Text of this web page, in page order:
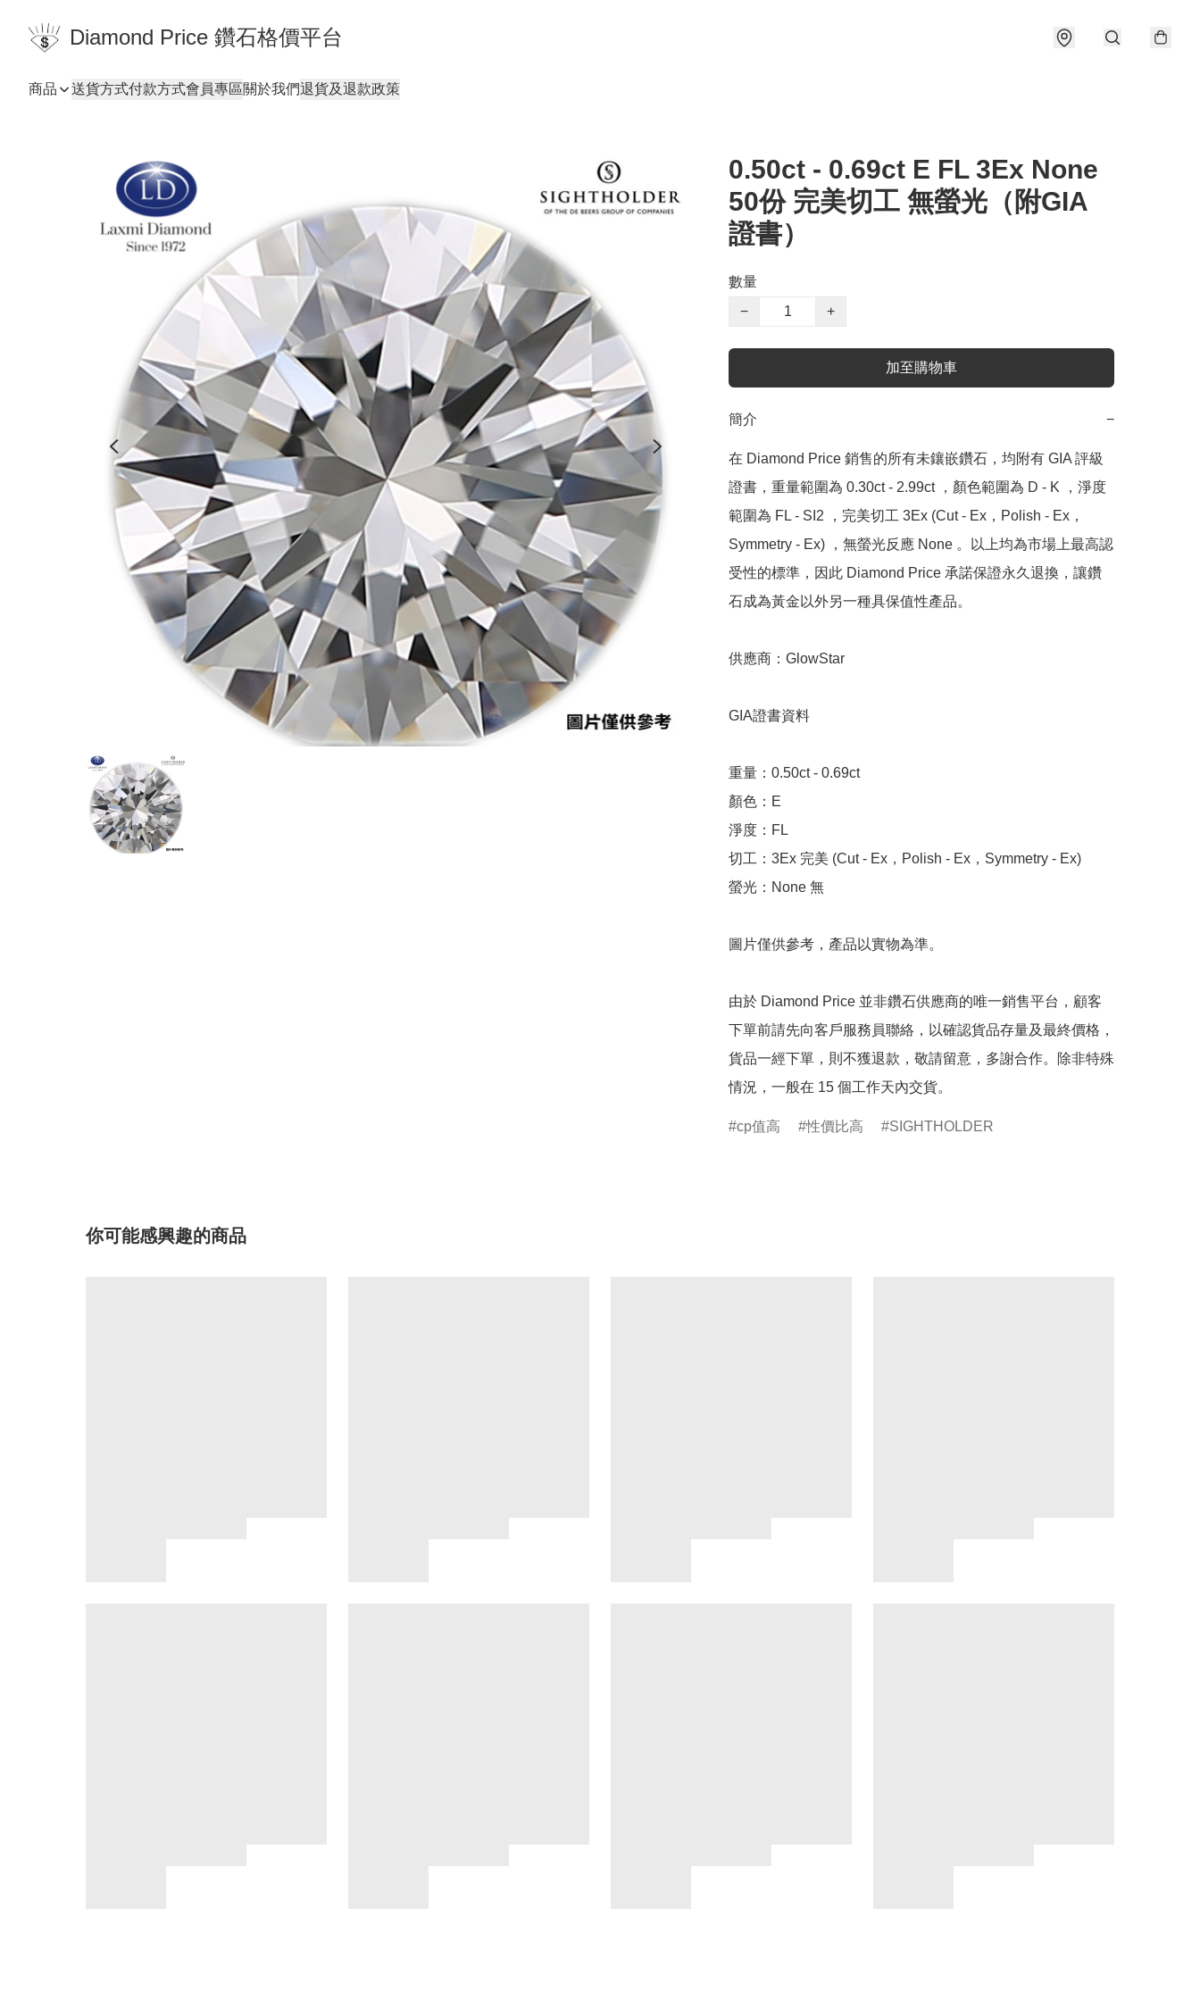
Diamond Price 鑽石格價平台
商品 送貨方式付款方式會員專區關於我們退貨及退款政策
0.50ct - 0.69ct E FL 3Ex None
50份 完美切工 無螢光（附GIA
證書）
數量
−
+
加至購物車
簡介 −
在 Diamond Price 銷售的所有未鑲嵌鑽石，均附有 GIA 評級
證書，重量範圍為 0.30ct - 2.99ct ，顏色範圍為 D - K ，淨度
範圍為 FL - SI2 ，完美切工 3Ex (Cut - Ex，Polish - Ex，
Symmetry - Ex) ，無螢光反應 None 。以上均為市場上最高認
受性的標準，因此 Diamond Price 承諾保證永久退換，讓鑽
石成為黃金以外另一種具保值性產品。
供應商：GlowStar
GIA證書資料
重量：0.50ct - 0.69ct
顏色：E
淨度：FL
切工：3Ex 完美 (Cut - Ex，Polish - Ex，Symmetry - Ex)
螢光：None 無
圖片僅供參考，產品以實物為準。
由於 Diamond Price 並非鑽石供應商的唯一銷售平台，顧客
下單前請先向客戶服務員聯絡，以確認貨品存量及最終價格，
貨品一經下單，則不獲退款，敬請留意，多謝合作。除非特殊
情況，一般在 15 個工作天內交貨。
cp值高 性價比高 SIGHTHOLDER
你可能感興趣的商品